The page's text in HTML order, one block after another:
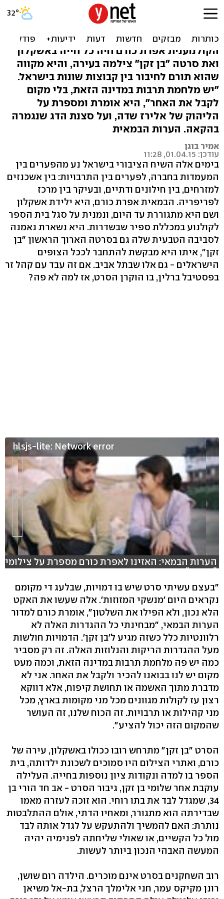
מחוברת לפריפריה: אפרת
כורם על "בן זקן"
הקולנוענית אפרת כורם חיה כל חייה באשקלון
ואת סרטה "בן זקן" צילמה בעירה, והיא מקווה
שהוא תורם לחיבור בין קבוצות שונות בישראל.
"יש מלחמת תרבות במדינה הזאת, בלי מקום
לקבל את האחר", היא אומרת ומספרת על
הליהוק של אלירז שדה, ועל סצנת הדג שנגמרה
בהקאה. הערות הבמאית
אמיר בוגן
עודכן: 01.04.15, 11:28
בימים אלה השיח הציבורי בישראל נע מהפערים בין
המעמדות בחברה, לפערים בין התרבויות: בין אשכנזים
למזרחים, בין חילונים ודתיים, ובעיקר בין מרכז
לפריפריה. הבמאית אפרת כורם, היא ילידת אשקלון
ושם היא מתגוררת עד היום, ונמנית על סגל בית הספר
לקולנוע במכללת ספיר שבשדרות. היא נשארת נאמנה
לסביבה הטבעית שלה גם בסרטה הארוך הראשון "בן
זקן", איתו היא מבקשת להתחבר לככל הצופים
הישראלים - גם אלו שבתל אביב. אם זה עבד עם קהל זר
בפסטיבל ברלין, בו הוקרן הסרט, אז למה לא פה?
hlsjs-lite: Network error
הערות הבמאי: האזינו לאפרת כורם מספרת על צילומי
"בן זקן"
"בעצם עשיתי סרט שיש בו דמויות, שבלעג די מקומם
נקראים היום 'מנשקי המזוזות'. אלה שעשו את האקט
הלא נכון, ולא הפילו את השלטון", אומרת כורם למדור
הערות הבמאי, "מבחינתי כל ההגדרות האלה לא
רלוונטיות כלל כשזה מגיע ל'בן זקן'. הדמויות חולשות
מעל ההגדרות הריקות והנלוזות האלה. זה רק מסביר
כמה יש פה מלחמת תרבות במדינה הזאת, וכמה מעט
מקום יש לנו בבואנו להכיר ולקבל את האחר. אני לא
מדברת מתוך האשמה או תחושת קיפוח, אלא דווקא
רצון עז לקולות מגוונים מכל מני מקומות בארץ, מכל
מני קהילות או תרבויות. זה הכוח שלנו, זה העושר
שהמקום הזה יכול להציע".
הסרט "בן זקן" מתרחש רובו ככולו באשקלון, עירה של
כורם, ואתרי הצילום היו סמוכים לשכונת ילדותה, בית
הספר בו למדה ונקודות ציון נוספות בחייה. העלילה
עוקבת אחר שלומי בן זקן, גיבור הסרט - אב חד הורי בן
34, שמגדל לבד את בתו רוחי. הוא זוכה לעזרה מאמו
שבדירתה הוא מתגורר, ומאחיו הדתי, אולם ההתלבטות
נותרת: האם להמשיך ולהתעקש על לגדל אותה לבד
מול כל הקשיים, או שאולי שליחתה לפנימיה יהיה
המעשה האבהי הנכון ביותר לעשות.
רוב השחקנים בסרט אינם מוכרים. הילדה רום שושן,
רונן מקיקס עמר, חני אלימלך הרצל, בת-אל משיאן